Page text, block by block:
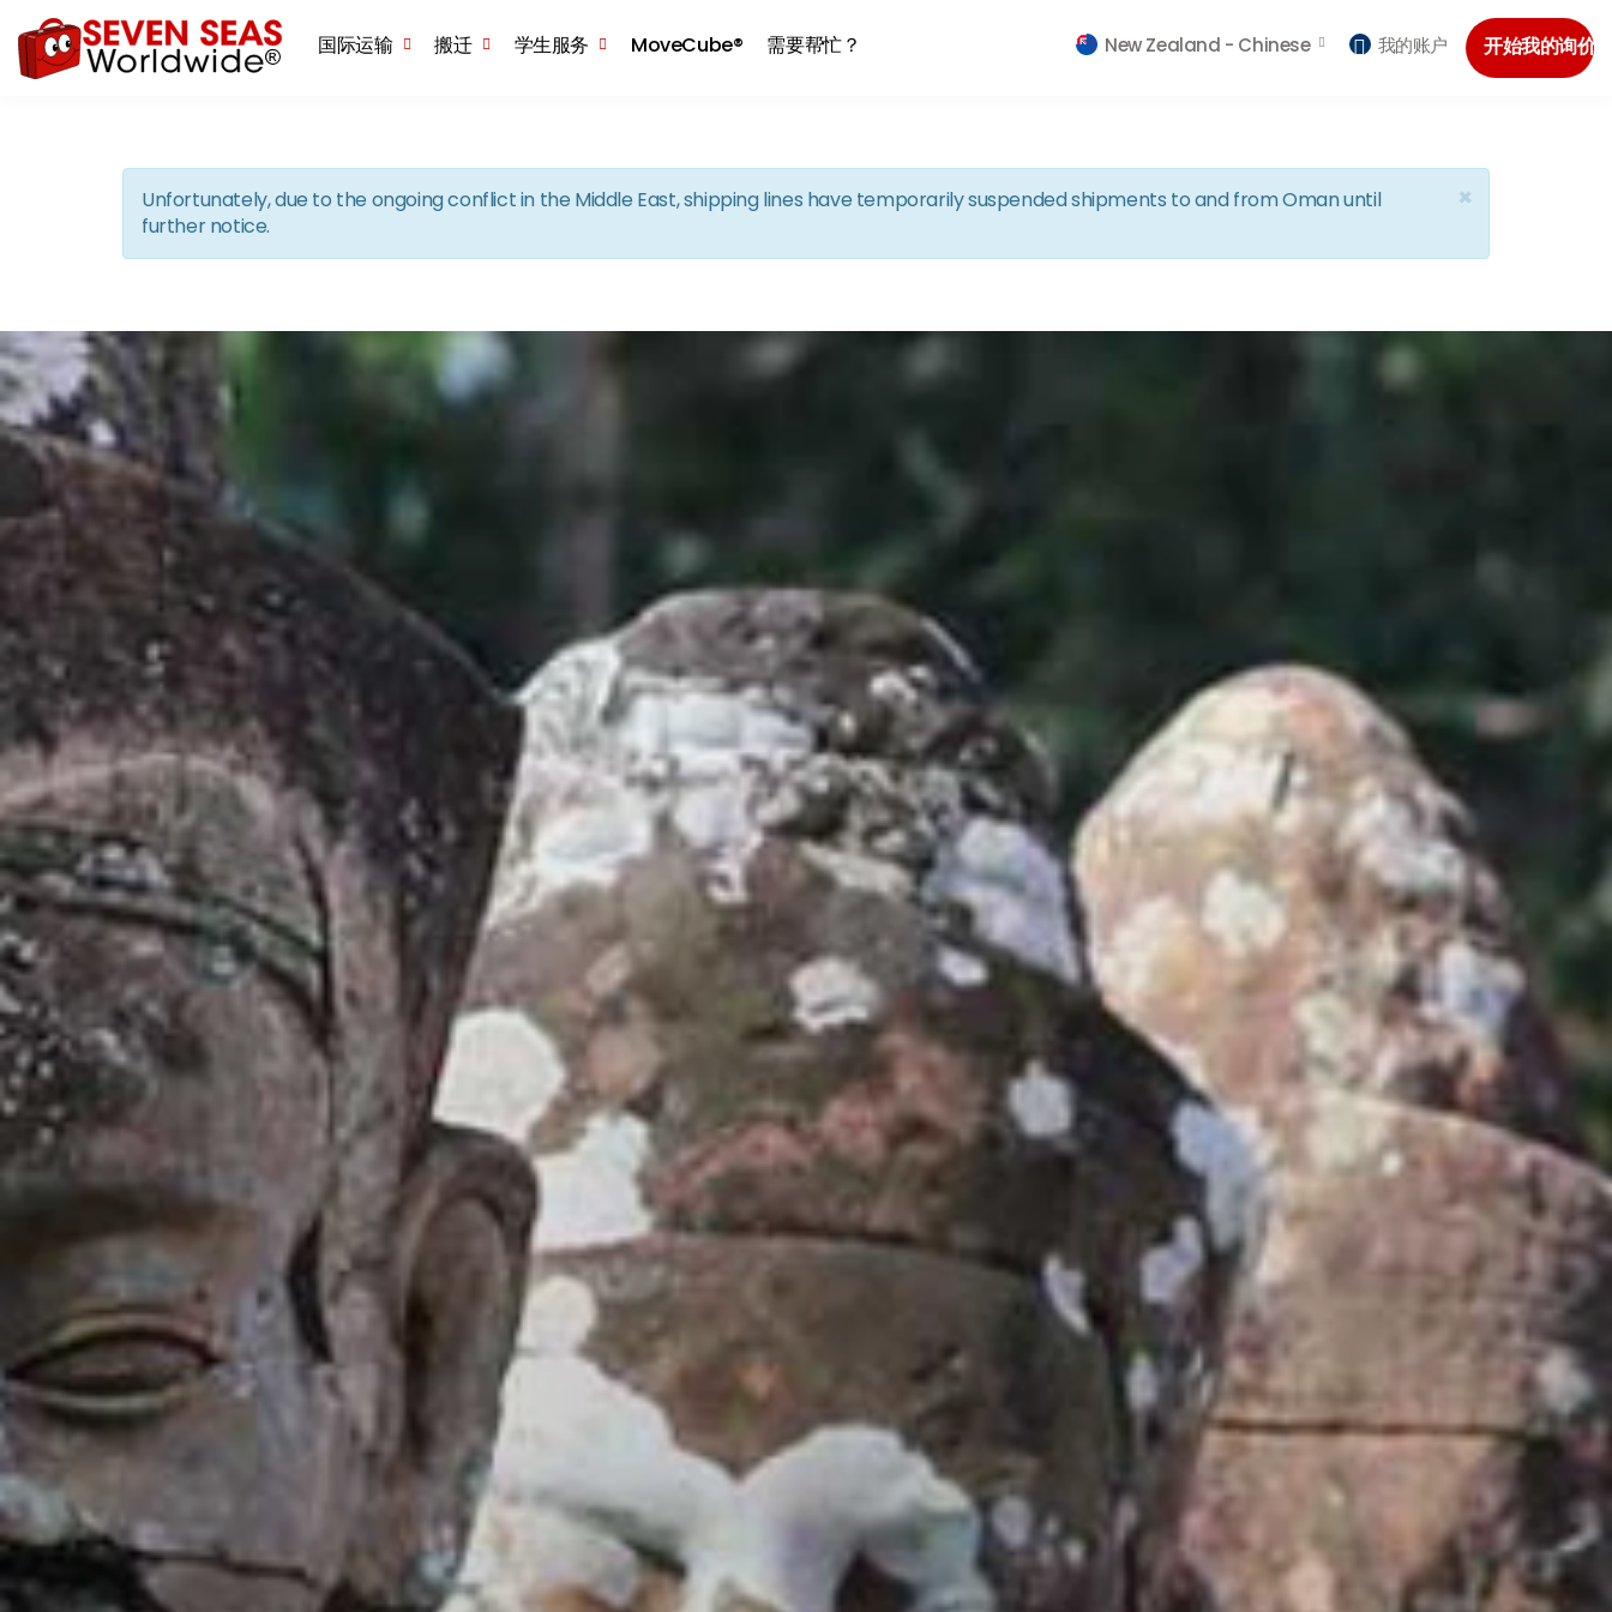
开始我的询价
New Zealand - Chinese 我的账户
国际运输 搬迁 学生服务 MoveCube® 需要帮忙？
×
Unfortunately, due to the ongoing conflict in the Middle East, shipping lines have temporarily suspended shipments to and from Oman until
further notice.